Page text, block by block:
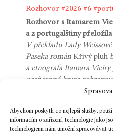
Abychom poskytli co nejlepší služby,
informacím o zařízení, technologie jako
technologiemi nám umožní zpracovávat
Rozhovor #2026 #6
Rozhovor s Itamarem
a z portugalštiny
V překladu Lady
Paseka románKřivý pluh
a etnografa Itamara
oceňované knize
komunity v bahijském
a boje o půdu. V
o nečekaném světovém